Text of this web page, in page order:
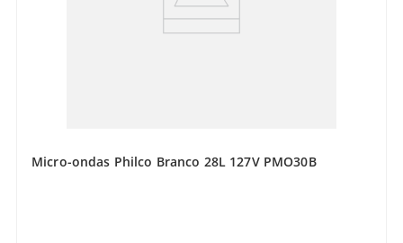
Micro-ondas Philco Branco 28L 127V PMO30B